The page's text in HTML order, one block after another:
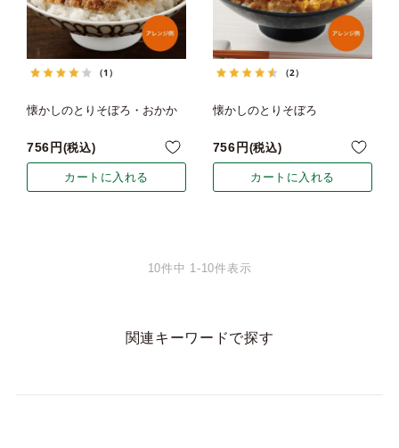
（1）
懐かしのとりそぼろ・おかか
756 税込
カートに入れる
（2）
懐かしのとりそぼろ
756 税込
カートに入れる
10件中 1 -10件表示
関連キーワードで探す